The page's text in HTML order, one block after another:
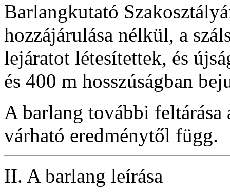
Barlangkutató
hozzájárulása nélkül, a
lejáratot létesítettek, és
és 400 m hosszúságban
A barlang további feltárása
várható eredménytől függ.
II. A barlang leírása